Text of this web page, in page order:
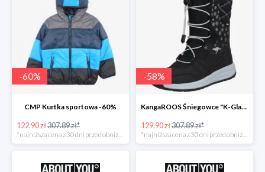
-60%
CMP Kurtka sportowa -60%
122.90 zł307.89 zł*
*najniższa cena z 30 dni przed obniżką
-58%
KangaROOS Śniegowce "K-Glaze RTX -60%
129.90 zł307.89 zł*
*najniższa cena z 30 dni przed obniżką